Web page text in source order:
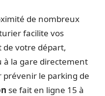
de nombreux
facilite vos
de votre départ,
à la gare directement
prévenir le parking de
se fait en ligne 15 à